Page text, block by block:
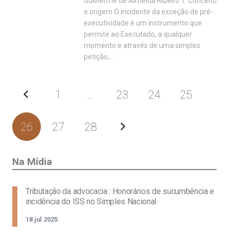
e origem O incidente da exceção de pré-
executividade é um instrumento que
permite ao Executado, a qualquer
momento e através de uma simples
petição,…
1 23 24 25
26 27 28
Na Mídia
Tributação da advocacia : Honorários de sucumbência e
incidência do ISS no Simples Nacional
18 jul 2025